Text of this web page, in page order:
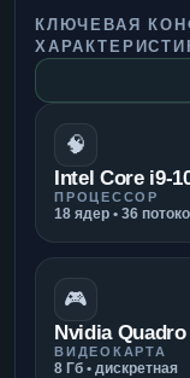
КЛЮЧЕВАЯ
🧠
Intel Core i9-
ПРОЦЕССОР
18 ядер • 36
🎮
Nvidia Quadro
ВИДЕОКАРТА
8 Гб • дискретная